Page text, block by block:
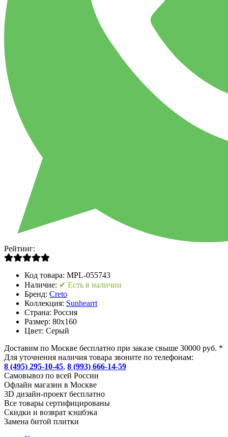
Рейтинг:
Код товара: MPL-055743
Наличие: ✔ Есть в наличии
Бренд: Creto
Коллекция: Sunhearrt
Страна: Россия
Размер: 80x160
Цвет: Серый
Доставим по Москве бесплатно при заказе свыше 30000 руб. *
Для уточнения наличия товара звоните по телефонам:
8 (495) 295-10-45, 8 (993) 666-14-59
Cамовывоз по всей России
Офлайн магазин в Москве
3D дизайн-проект бесплатно
Все товары сертифицированы
Скидки и возврат кэшбэка
Замена битой плитки